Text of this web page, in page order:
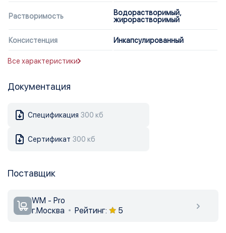
Растворимость
Водорастворимый,
жирорастворимый
Консистенция Инкапсулированный
Все характеристики
Документация
Спецификация 300 кб
Сертификат 300 кб
Поставщик
WM - Pro
г.Москва
Рейтинг: 5